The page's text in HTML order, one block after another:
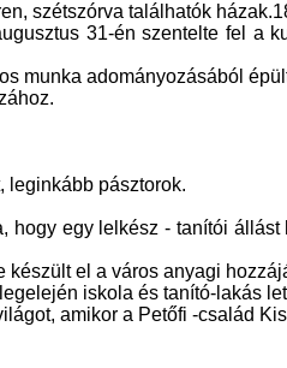
szétszórva találhatók
31-én szentelte fel
munka adományozásából
leginkább pásztorok.
hogy egy lelkész - tanítói
készült el a város anyagi
iskola és tanító-lakás
amikor a Petőfi -család